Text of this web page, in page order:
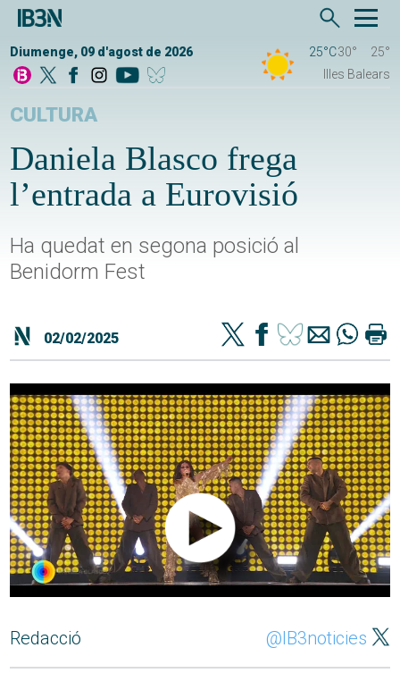
Diumenge, 09 d'agost de 2026 25°C30°
25°
Illes Balears
CULTURA
Daniela Blasco frega
l’entrada a Eurovisió
Ha quedat en segona posició al
Benidorm Fest
02/02/2025
Redacció @IB3noticies